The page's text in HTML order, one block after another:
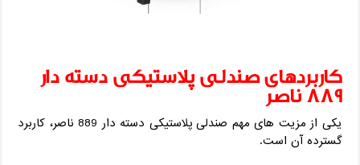
کاربردهای صندلی پلاستیکی دسته دار
889 ناصر
یکی از مزیت‌ های مهم صندلی پلاستیکی دسته دار 889 ناصر، کاربرد
گسترده آن است.